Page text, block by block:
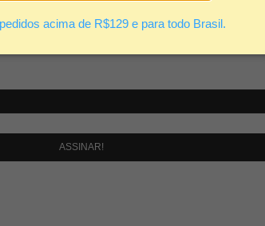
acima de R$129 e para todo Brasil.
ASSINAR!